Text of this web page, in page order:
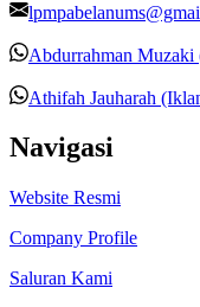
Abdurrahman
Athifah Jauharah
Navigasi
Website Resmi
Company Profile
Saluran Kami